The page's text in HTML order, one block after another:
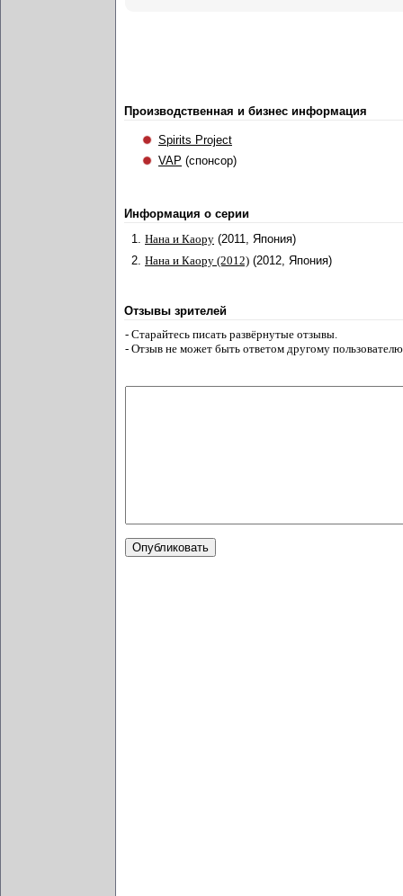
Производственная и бизнес информация
Spirits Project
VAP (спонсор)
Информация о серии
1. Нана и Каору (2011, Япония)
2. Нана и Каору (2012) (2012, Япония)
Отзывы зрителей
- Старайтесь писать развёрнутые отзывы.
- Отзыв не может быть ответом другому